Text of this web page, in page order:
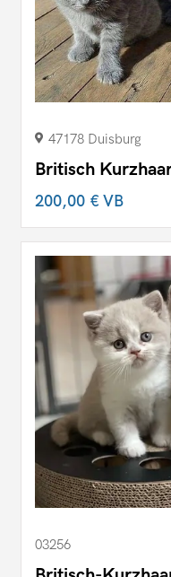
47178 Duisburg
Britisch
200,00 €VB
03256